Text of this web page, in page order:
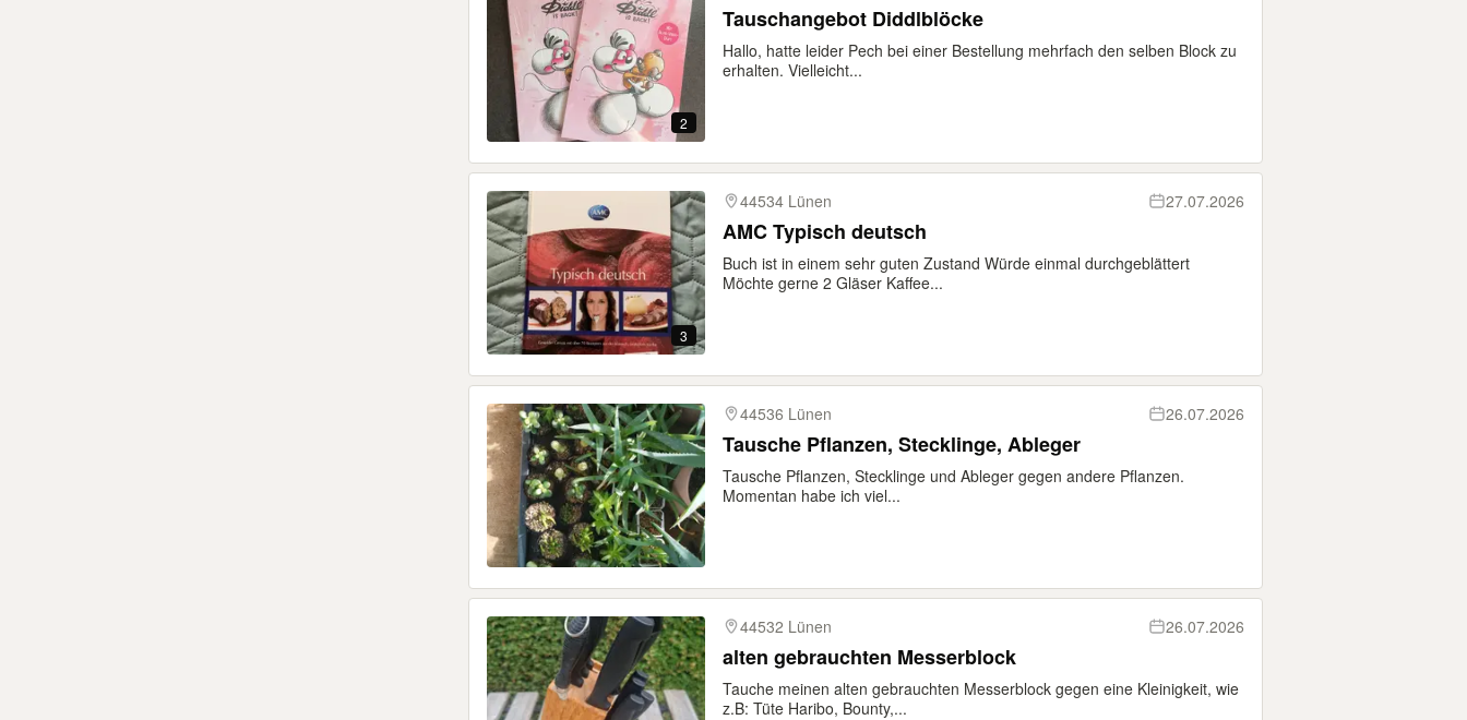
2
Tauschangebot Diddlblöcke
Hallo, hatte leider Pech bei einer Bestellung mehrfach den selben Block zu
erhalten. Vielleicht...
3
44534 Lünen 27.07.2026
AMC Typisch deutsch
Buch ist in einem sehr guten Zustand Würde einmal durchgeblättert
Möchte gerne 2 Gläser Kaffee...
44536 Lünen 26.07.2026
Tausche Pflanzen, Stecklinge, Ableger
Tausche Pflanzen, Stecklinge und Ableger gegen andere Pflanzen.
Momentan habe ich viel...
44532 Lünen 26.07.2026
alten gebrauchten Messerblock
Tauche meinen alten gebrauchten Messerblock gegen eine Kleinigkeit, wie
z.B: Tüte Haribo, Bounty,...